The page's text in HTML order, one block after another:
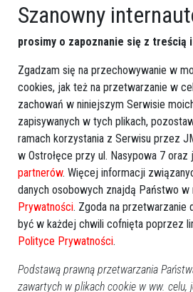
Więcej o: TVN ,TVN24,TVN Turbo ,
alkohol,pijany kierowca,zatrzymanie
sąd,prokuratura,redaktor,
Szanowny
prosimy o zapoznanie się z treścią
Zgadzam się na przechowywanie w
cookies, jak też na przetwarzanie w
zachowań w niniejszym Serwisie
zapisywanych w tych plikach,
ramach korzystania z Serwisu przez
w Ostrołęce przy ul. Nasypowa 7 oraz
partnerów. Więcej informacji
danych osobowych znajdą Państwo w
Prywatności. Zgoda na przetwarzanie
być w każdej chwili cofnięta poprzez
Polityce Prywatności.
Podstawą prawną przetwarzania
zawartych w plikach cookie w ww.